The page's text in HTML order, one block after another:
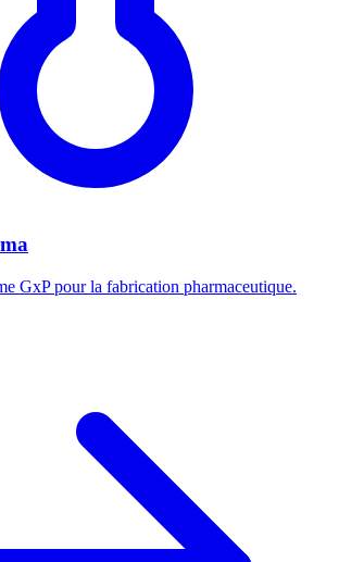
GxP pour la fabrication pharmaceutique.